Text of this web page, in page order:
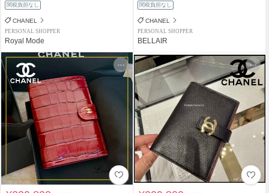
関税負担なし
CHANEL
PERSONAL SHOPPER
Royal Mode
関税負担なし
CHANEL
PERSONAL SHOPPER
BELLAIR